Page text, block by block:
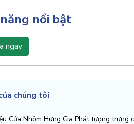
nổi bật
ngay
chúng tôi
Cửa Nhôm Hưng Gia Phát tượng trưng